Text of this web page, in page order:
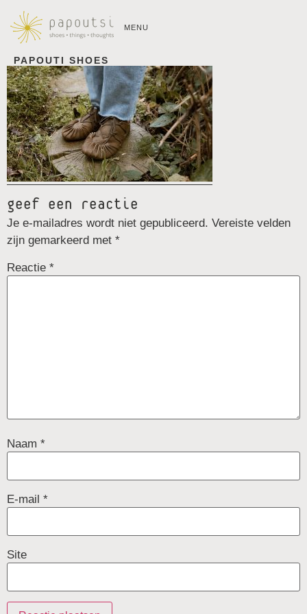
MENU
PAPOUTI SHOES
geef een reactie
Je e-mailadres wordt niet gepubliceerd. Vereiste velden
zijn gemarkeerd met *
Reactie *
Naam *
E-mail *
Site